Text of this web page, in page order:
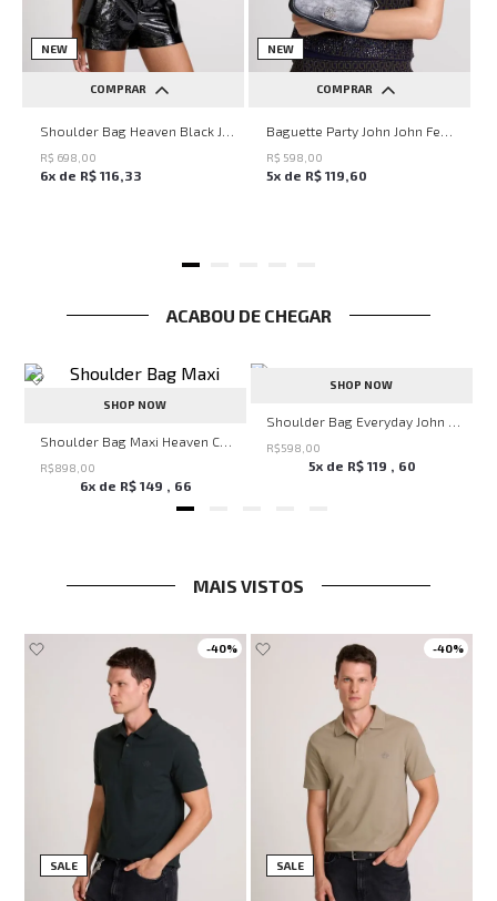
NEW
COMPRAR
UN
R$ 698 00
6x de R$ 116 33
NEW
COMPRAR
UN
R$ 598 00
5x de R$ 119 60
ACABOU DE CHEGAR
SHOP NOW
R$898 00
6x de R$ 149 66
SHOP NOW
R$598 00
5x de R$ 119 60
MAIS VISTOS
-40%
SALE
-40%
SALE